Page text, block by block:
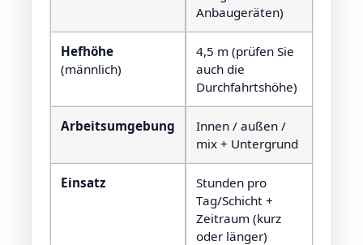
Anbaugeräten)
Hefhöhe
(männlich)
4,5 m (prüfen Sie
auch die
Durchfahrtshöhe)
Arbeitsumgebung
Innen / außen /
mix + Untergrund
Einsatz
Stunden pro
Tag/Schicht +
Zeitraum (kurz
oder länger)